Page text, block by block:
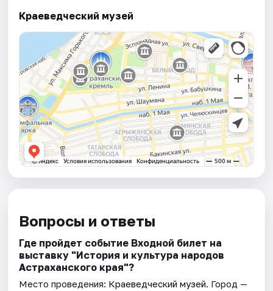
Краеведческий музей
Вопросы и ответы
Где пройдет событие Входной билет на
выставку "История и культура народов
Астраханского края"?
Место проведения: Краеведческий музей. Город —